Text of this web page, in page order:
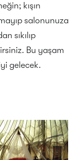
kışın
salonunuza
sıkılıp
Bu yaşam
gelecek.